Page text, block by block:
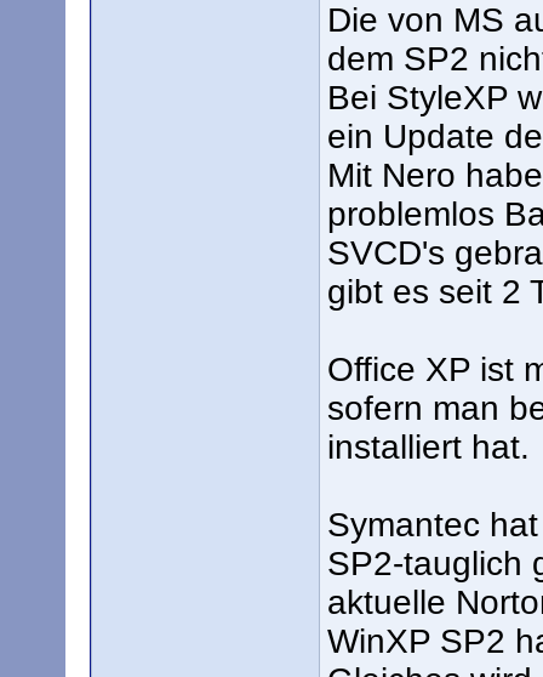
Die von MS
dem SP2
Bei StyleXP
ein Update
Mit Nero
problemlos
SVCD's
gibt es seit 2
Office XP ist
sofern man
installiert hat.
Symantec
SP2-tauglich
aktuelle
WinXP SP2